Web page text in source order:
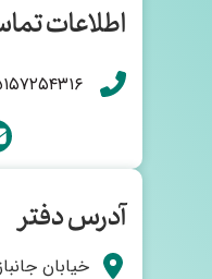
اطلاعات
آدرس دفتر
خیابان